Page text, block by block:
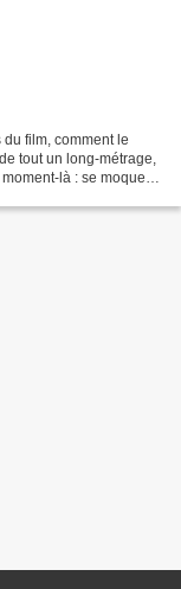
film, comment le
tout un long-métrage,
là : se moquer